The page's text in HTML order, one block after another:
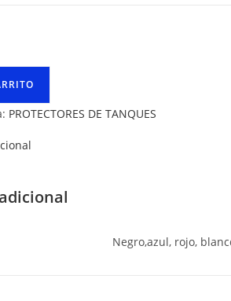
PROTECTORES DE TANQUES
Negro,azul, rojo,